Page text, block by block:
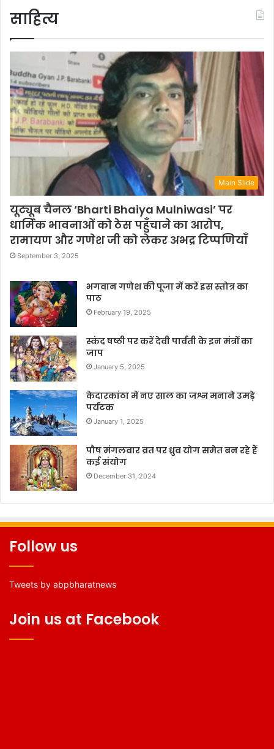
साहित्य
Main Slide
यूट्यूब चैनल ‘Bharti Bhaiya Mulniwasi’ पर
धार्मिक भावनाओं को ठेस पहुँचाने का आरोप,
रामायण और गणेश जी को लेकर अभद्र टिप्पणियाँ
September 3, 2025
भगवान गणेश की पूजा में करें इस स्तोत्र का
पाठ
February 19, 2025
स्कंद षष्ठी पर करें देवी पार्वती के इन मंत्रों का
जाप
January 5, 2025
केदारकांठा में नए साल का जश्न मनाने उमड़े
पर्यटक
January 1, 2025
पौष मंगलवार व्रत पर ध्रुव योग समेत बन रहे हैं
कई संयोग
December 31, 2024
Follow us
Tweets by abpbharatnews
Join us at Facebook